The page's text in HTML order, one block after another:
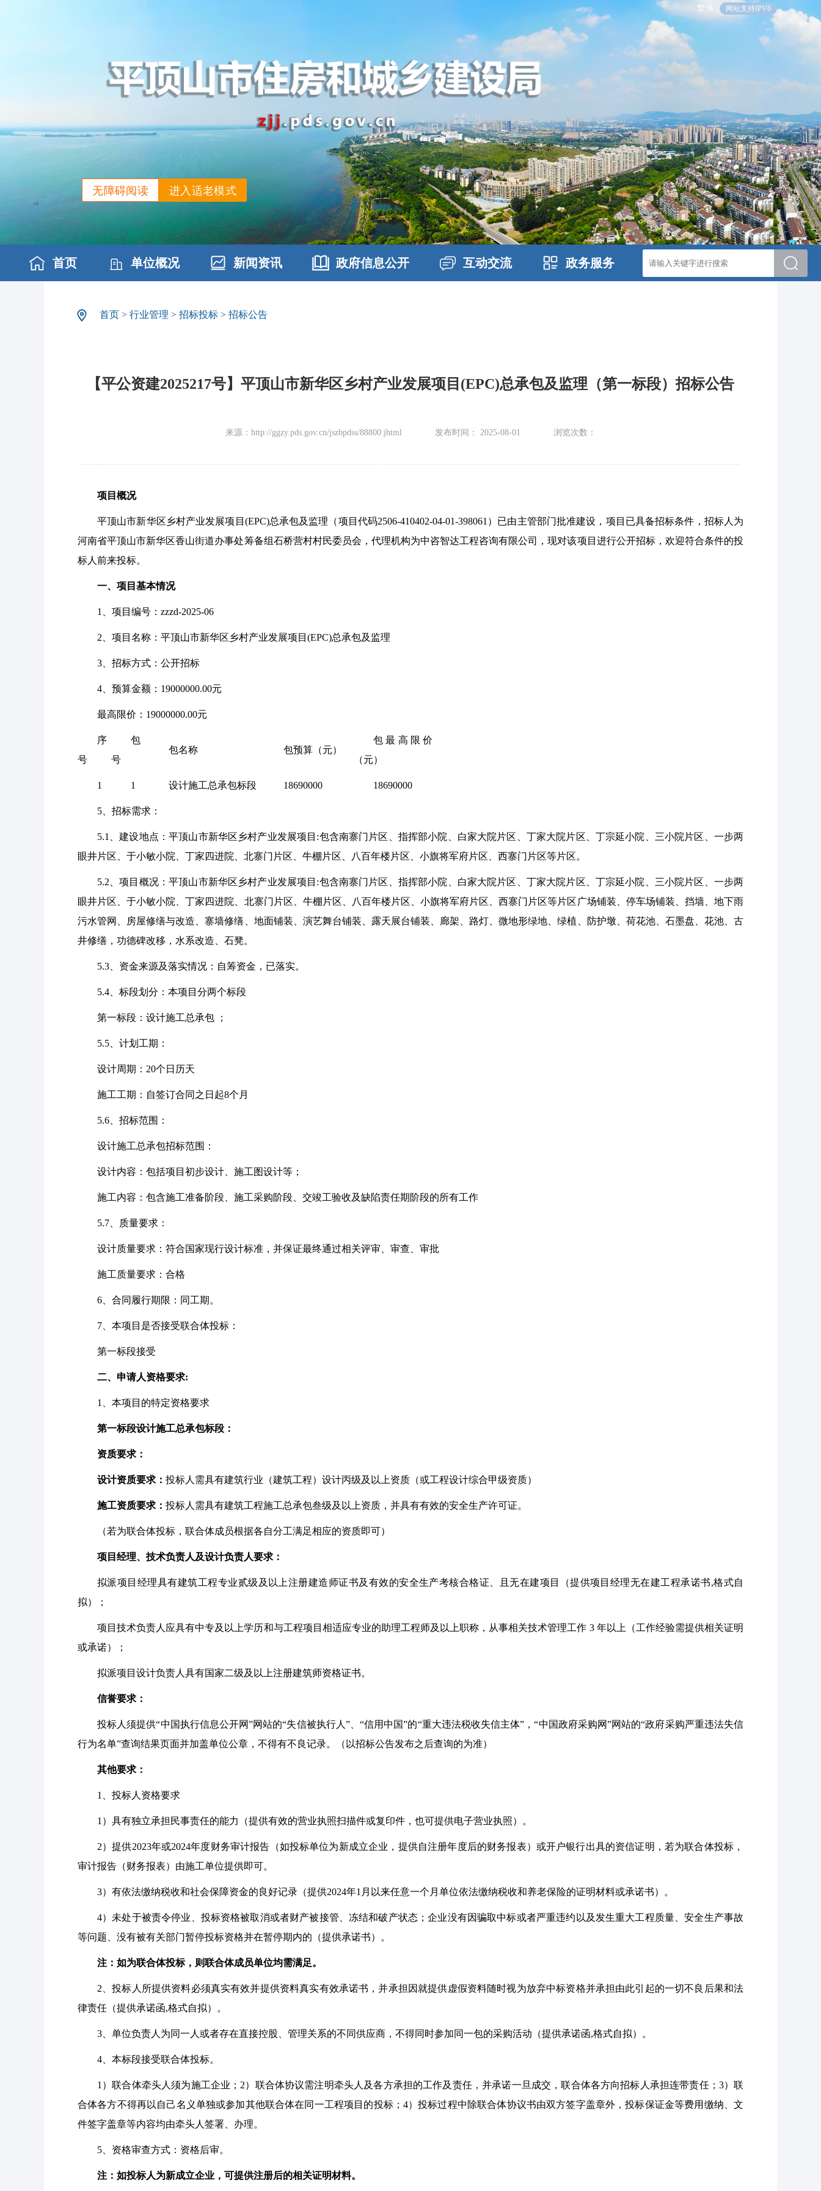
繁体 网站支持IPV6
进入适老模式
无障碍阅读
首页 单位概况 新闻资讯 政府信息公开 互动交流 政务服务
首页 > 行业管理 > 招标投标 > 招标公告
【平公资建2025217号】平顶山市新华区乡村产业发展项目(EPC)总承包及监理（第一标段）招标公告
来源：http://ggzy.pds.gov.cn/jszbpdss/88800.jhtml 发布时间： 2025-08-01 浏览次数：
项目概况
平顶山市新华区乡村产业发展项目 (EPC)总承包及监理（项目代码2506-410402-04-01-398061）已由主管部门批准建设，项目已具备招标条件，招标人为
河南省平顶山市新华区香山街道办事处筹备组石桥营村村民委员会，代理机构为中咨智达工程咨询有限公司，现对该项目进行公开招标，欢迎符合条件的投
标人前来投标。
一、项目基本情况
1 、项目编号： zzzd-2025-06
2 、项目名称：平顶山市新华区乡村产业发展项目 (EPC)总承包及监理
3 、招标方式：公开招标
4 、预算金额： 19000000.00元
最高限价： 19000000.00元
序
号
包
号
包名称 包预算（元）
包最高限价
（元）
1 1 设计施工总承包标段 18690000 18690000
5 、招标需求：
5.1 、建设地点：平顶山市新华区乡村产业发展项目 :包含南寨门片区、指挥部小院、白家大院片区、丁家大院片区、丁宗延小院、三小院片区、一步两
眼井片区、于小敏小院、丁家四进院、北寨门片区、牛棚片区、八百年楼片区、小旗将军府片区、西寨门片区等片区。
5.2 、项目概况：平顶山市新华区乡村产业发展项目 :包含南寨门片区、指挥部小院、白家大院片区、丁家大院片区、丁宗延小院、三小院片区、一步两
眼井片区、于小敏小院、丁家四进院、北寨门片区、牛棚片区、八百年楼片区、小旗将军府片区、西寨门片区等片区广场铺装、停车场铺装、挡墙、地下雨
污水管网、房屋修缮与改造、寨墙修缮、地面铺装、演艺舞台铺装、露天展台铺装、廊架、路灯、微地形绿地、绿植、防护墩、荷花池、石墨盘、花池、古
井修缮，功德碑改移，水系改造、石凳。
5.3 、资金来源及落实情况：自筹资金，已落实。
5.4 、标段划分：本项目分两个标段
第一标段：设计施工总承包 ；
5.5 、计划工期：
设计周期： 20个日历天
施工工期：自签订合同之日起8个月
5.6 、招标范围：
设计施工总承包招标范围：
设计内容：包括项目初步设计、施工图设计等；
施工内容：包含施工准备阶段、施工采购阶段、交竣工验收及缺陷责任期阶段的所有工作
5.7 、质量要求：
设计质量要求：符合国家现行设计标准，并保证最终通过相关评审、审查、审批
施工质量要求：合格
6 、合同履行期限： 同工期 。
7 、本项目是否接受联合体投标：
第一标段接受
二、申请人资格要求:
1 、本项目的特定资格要求
第一标段设计施工总承包标段：
资质要求：
设计资质要求： 投标人需具有建筑行业（建筑工程）设计丙级及以上资质（或工程设计综合甲级资质）
施工资质要求： 投标人需具有建筑工程施工总承包叁级及以上资质，并具有有效的安全生产许可证。
（若为联合体投标，联合体成员根据各自分工满足相应的资质即可）
项目经理、技术负责人及设计负责人要求：
拟派项目经理具有建筑工程专业贰级及以上注册建造师证书及有效的安全生产考核合格证、且无在建项目（提供项目经理无在建工程承诺书,格式自
拟）；
项目技术负责人应具有中专及以上学历和与工程项目相适应专业的助理工程师及以上职称，从事相关技术管理工作 3 年以上（工作经验需提供相关证明
或承诺）；
拟派项目设计负责人具有国家二级及以上注册建筑师资格证书。
信誉要求：
投标人须提供“中国执行信息公开网”网站的“失信被执行人”、“信用中国”的“重大违法税收失信主体”，“中国政府采购网”网站的“政府采购严重违法失信
行为名单”查询结果页面并加盖单位公章，不得有不良记录。（以招标公告发布之后查询的为准）
其他要求：
1 、投标人资格要求
1 ）具有独立承担民事责任的能力（提供有效的营业执照扫描件或复印件，也可提供电子营业执照）。
2）提供2023年或2024年度财务审计报告（如投标单位为新成立企业，提供自注册年度后的财务报表）或开户银行出具的资信证明，若为联合体投标，
审计报告（财务报表）由施工单位提供即可。
3）有依法缴纳税收和社会保障资金的良好记录（提供2024年1月以来任意一个月单位依法缴纳税收和养老保险的证明材料或承诺书）。
4）未处于被责令停业、投标资格被取消或者财产被接管、冻结和破产状态；企业没有因骗取中标或者严重违约以及发生重大工程质量、安全生产事故
等问题、没有被有关部门暂停投标资格并在暂停期内的（提供承诺书）。
注：如为联合体投标，则联合体成员单位均需满足。
2 、投标人所提供资料必须真实有效并提供资料真实有效承诺书，并承担因就提供虚假资料随时视为放弃中标资格并承担由此引起的一切不良后果和法
律责任（提供承诺函,格式自拟）。
3 、单位负责人为同一人或者存在直接控股、管理关系的不同供应商，不得同时参加同一包的采购活动（提供承诺函,格式自拟）。
4 、本标段接受联合体投标。
1 ）联合体牵头人须为施工企业； 2）联合体协议需注明牵头人及各方承担的工作及责任，并承诺一旦成交，联合体各方向招标人承担连带责任；3）联
合体各方不得再以自己名义单独或参加其他联合体在同一工程项目的投标；4）投标过程中除联合体协议书由双方签字盖章外，投标保证金等费用缴纳、文
件签字盖章等内容均由牵头人签署、办理。
5 、资格审查方式：资格后审。
注：如投标人为新成立企业，可提供注册后的相关证明材料。